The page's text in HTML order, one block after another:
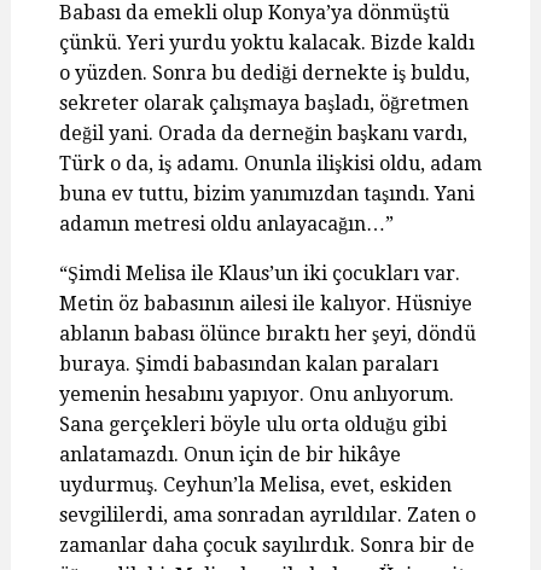
Babası da emekli olup Konya’ya dönmüştü
çünkü. Yeri yurdu yoktu kalacak. Bizde kaldı
o yüzden. Sonra bu dediği dernekte iş buldu,
sekreter olarak çalışmaya başladı, öğretmen
değil yani. Orada da derneğin başkanı vardı,
Türk o da, iş adamı. Onunla ilişkisi oldu, adam
buna ev tuttu, bizim yanımızdan taşındı. Yani
adamın metresi oldu anlayacağın…”
“Şimdi Melisa ile Klaus’un iki çocukları var.
Metin öz babasının ailesi ile kalıyor. Hüsniye
ablanın babası ölünce bıraktı her şeyi, döndü
buraya. Şimdi babasından kalan paraları
yemenin hesabını yapıyor. Onu anlıyorum.
Sana gerçekleri böyle ulu orta olduğu gibi
anlatamazdı. Onun için de bir hikâye
uydurmuş. Ceyhun’la Melisa, evet, eskiden
sevgililerdi, ama sonradan ayrıldılar. Zaten o
zamanlar daha çocuk sayılırdık. Sonra bir de